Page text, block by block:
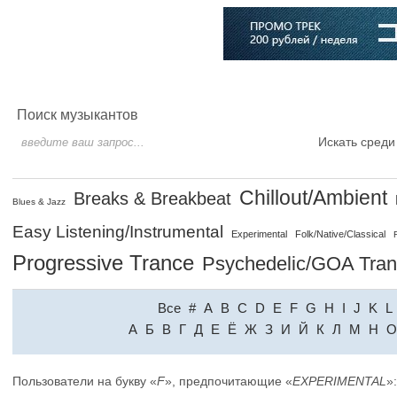
Поиск музыкантов
Искать
Blues & Jazz Breaks & Breakbeat Chillout/Ambient
Easy Listening/Instrumental Experimental Folk/Native/Classical
Progressive Trance Psychedelic/GOA
Все # A B C D E F G H I J K
L
A Б В Г Д Е Ё Ж З И Й К Л М Н О
Пользователи на букву «F», предпочитающие «EXPERIMENTAL